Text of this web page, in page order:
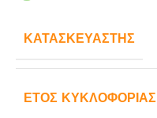
ΚΑΤΑΣΚΕΥΑΣΤΉΣ
ΈΤΟΣ ΚΥΚΛΟΦΟΡΊΑΣ